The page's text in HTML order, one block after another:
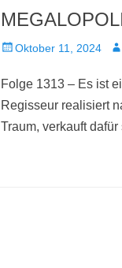
Veröffentlicht
Oktober 11, 2024
Folge 1313 – Es ist
Regisseur realisiert
Traum, verkauft